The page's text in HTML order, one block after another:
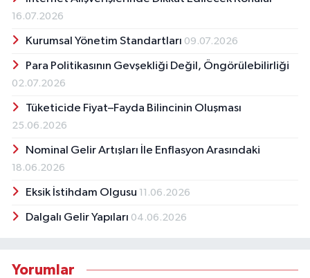
16.07.2026
Kurumsal Yönetim Standartları 09.07.2026
Para Politikasının Gevşekliği Değil, Öngörülebilirliği
02.07.2026
Tüketicide Fiyat–Fayda Bilincinin Oluşması
25.06.2026
Nominal Gelir Artışları İle Enflasyon Arasındaki
18.06.2026
Eksik İstihdam Olgusu 11.06.2026
Dalgalı Gelir Yapıları 04.06.2026
Yorumlar